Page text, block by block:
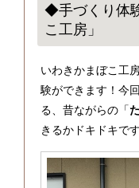
◆手づくり体
こ工房」
いわきかまぼこ工
験ができます！今
る、昔ながらの「
きるかドキドキで